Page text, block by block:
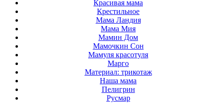
Красивая мама
Крестильное
Мама Ландия
Мама Мия
Мамин Дом
Мамочкин Сон
Мамуля красотуля
Марго
Материал: трикотаж
Наша мама
Пелигрин
Русмар